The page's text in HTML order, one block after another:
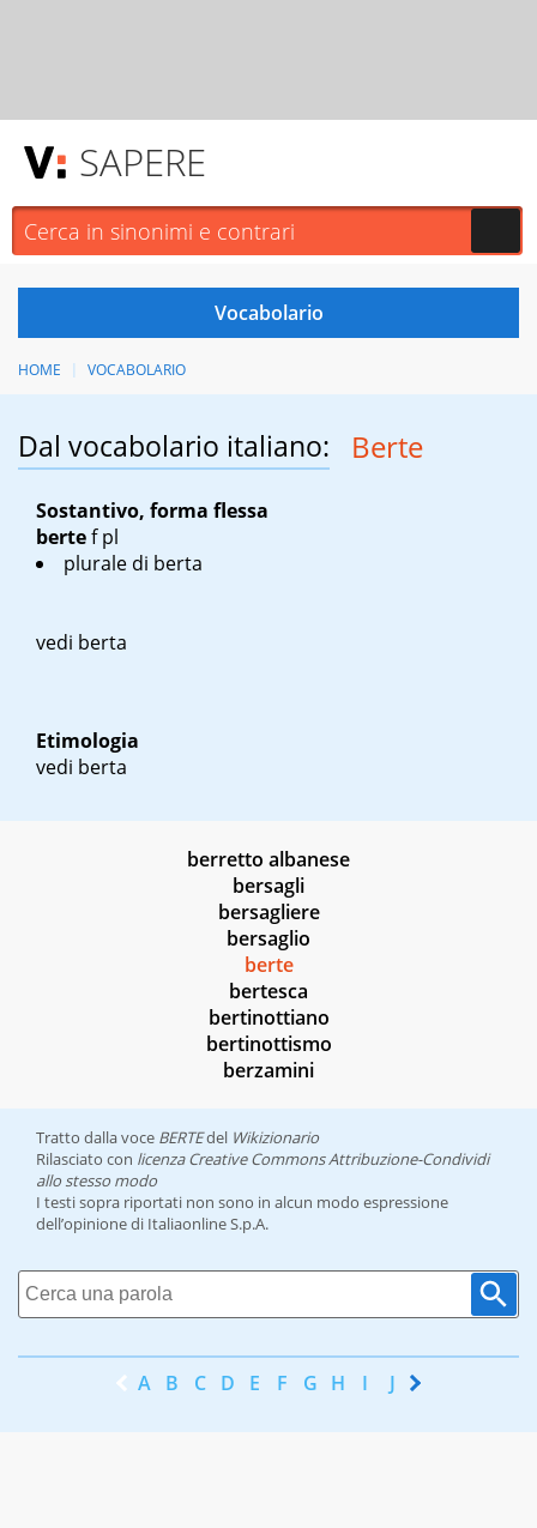
SAPERE
HOME VOCABOLARIO
Dal vocabolario italiano: Berte
Sostantivo, forma flessa
bertef pl
plurale di berta
vedi berta
Etimologia
vedi berta
berretto albanese
bersagli
bersagliere
bersaglio
berte
bertesca
bertinottiano
bertinottismo
berzamini
Tratto dalla voce BERTEdel Wikizionario
Rilasciato con licenza Creative Commons Attribuzione-Condividi
allo stesso modo
I testi sopra riportati non sono in alcun modo espressione
dell’opinione di Italiaonline S.p.A.
A B C D E F G H I J K